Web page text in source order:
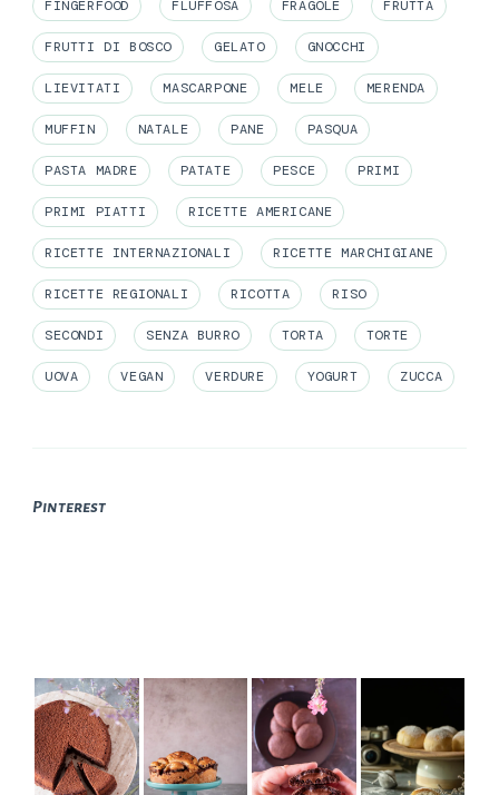
FINGERFOOD FLUFFOSA FRAGOLE FRUTTA
FRUTTI DI BOSCO GELATO GNOCCHI
LIEVITATI MASCARPONE MELE MERENDA
MUFFIN NATALE PANE PASQUA
PASTA MADRE PATATE PESCE PRIMI
PRIMI PIATTI RICETTE AMERICANE
RICETTE INTERNAZIONALI RICETTE MARCHIGIANE
RICETTE REGIONALI RICOTTA RISO
SECONDI SENZA BURRO TORTA TORTE
UOVA VEGAN VERDURE YOGURT ZUCCA
Pinterest